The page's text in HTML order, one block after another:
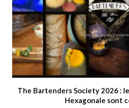
The Bartenders Society 2026 :
Hexagonale sont